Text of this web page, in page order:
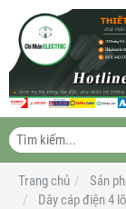
Trang chủ
Sản
Dây cáp điện 4